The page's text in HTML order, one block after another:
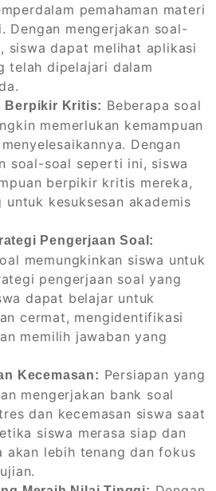
pemahaman materi
Dengan mengerjakan soal-
siswa dapat melihat aplikasi
telah dipelajari dalam
Berpikir Kritis: Beberapa soal
memerlukan kemampuan
Dengan
soal-soal seperti ini, siswa
berpikir kritis mereka,
kesuksesan akademis
Pengerjaan Soal:
memungkinkan siswa untuk
pengerjaan soal yang
dapat belajar untuk
cermat, mengidentifikasi
memilih jawaban yang
Kecemasan: Persiapan yang
mengerjakan bank soal
dan kecemasan siswa saat
siswa merasa siap dan
akan lebih tenang dan fokus